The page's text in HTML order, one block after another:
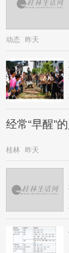
动态 昨天
经常“早醒”
桂林 昨天